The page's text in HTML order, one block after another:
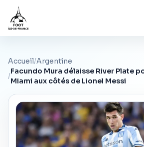
Accueil/Argentine
/
Facundo Mura délaisse River Plate
Miami aux côtés de Lionel Messi